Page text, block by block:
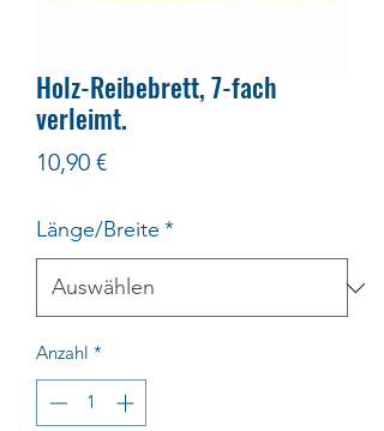
Holz-Reibebrett, 7-fach
verleimt.
10,90 €Preis
Länge/Breite *
Anzahl *